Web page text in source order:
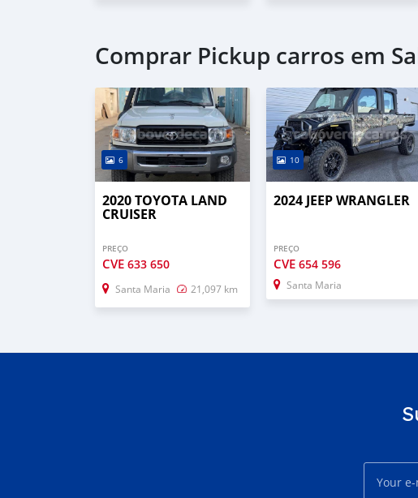
Comprar Pickup carros em
6
2020 TOYOTA LAND
CRUISER
PREÇO
CVE 633 650
Santa Maria 21,097 km
10
2024 JEEP WRANGLER
PREÇO
CVE654 596
Santa Maria